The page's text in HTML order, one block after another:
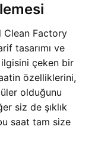
Clean Factory
tasarımı ve
ilgisini çeken bir
özelliklerini,
olduğunu
siz de şıklık
saat tam size